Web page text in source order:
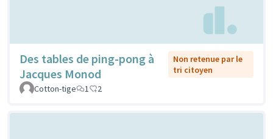
Des tables de ping-pong à
Jacques Monod
Non retenue par le
tri citoyen
Cotton-tige
1 2